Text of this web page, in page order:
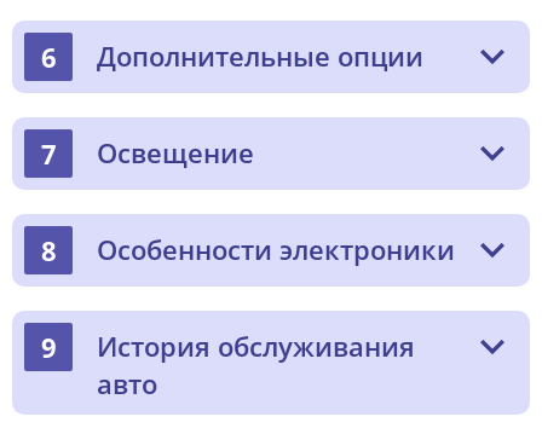
6 Дополнительные опции
7 Освещение
8 Особенности электроники
9
История обслуживания
авто